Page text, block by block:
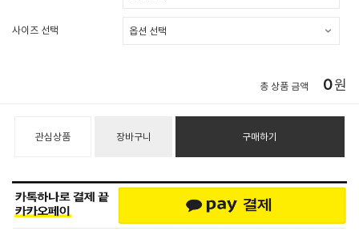
사이즈 선택
총 상품 금액 0원
관심상품 장바구니 구매하기